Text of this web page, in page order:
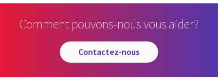
Comment pouvons-nous vous aider?
contactez-nous